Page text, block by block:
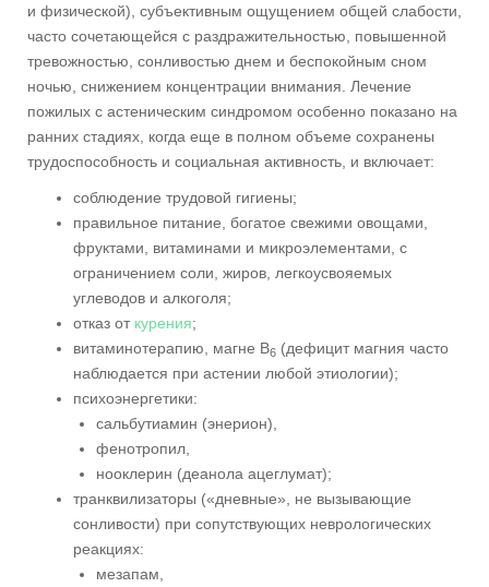
и физической), субъективным ощущением общей слабости,
часто сочетающейся с раздражительностью, повышенной
тревожностью, сонливостью днем и беспокойным сном
ночью, снижением концентрации внимания. Лечение
пожилых с астеническим синдромом особенно показано на
ранних стадиях, когда еще в полном объеме сохранены
трудоспособность и социальная активность, и включает:
соблюдение трудовой гигиены;
правильное питание, богатое свежими овощами,
фруктами, витаминами и микроэлементами, с
ограничением соли, жиров, легкоусвояемых
углеводов и алкоголя;
отказ от курения;
витаминотерапию, магне B6 (дефицит магния часто
наблюдается при астении любой этиологии);
психоэнергетики:
сальбутиамин (энерион),
фенотропил,
нооклерин (деанола ацеглумат);
транквилизаторы («дневные», не вызывающие
сонливости) при сопутствующих неврологических
реакциях:
мезапам,